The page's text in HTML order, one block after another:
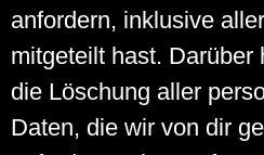
anfordern, inklusive
mitgeteilt hast. Darüber
die Löschung aller
Daten, die wir von dir